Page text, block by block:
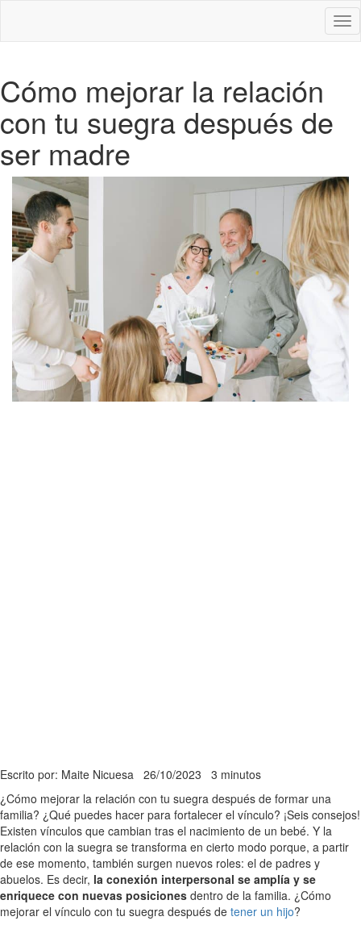
Cómo mejorar la relación
con tu suegra después de
ser madre
Escrito por: Maite Nicuesa 26/10/2023 3 minutos
¿Cómo mejorar la relación con tu suegra después de formar una
familia? ¿Qué puedes hacer para fortalecer el vínculo? ¡Seis consejos!
Existen vínculos que cambian tras el nacimiento de un bebé. Y la
relación con la suegra se transforma en cierto modo porque, a partir
de ese momento, también surgen nuevos roles: el de padres y
abuelos. Es decir, la conexión interpersonal se amplía y se
enriquece con nuevas posiciones dentro de la familia. ¿Cómo
mejorar el vínculo con tu suegra después de tener un hijo?